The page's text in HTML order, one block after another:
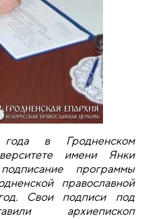
в Гродненском
имени Янки
программы
православной
Свои подписи под
архиепископ